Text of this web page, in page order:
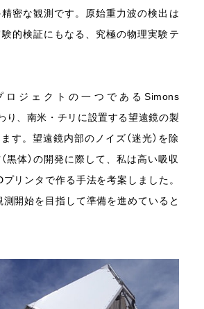
密な観測です。原始重力波の検出は
的検証にもなる、究極の物理実験テ
ロジェクトの一つであるSimons
り、南米・チリに設置する望遠鏡の製
す。望遠鏡内部のノイズ（迷光）を除
黒体）の開発に際して、私は高い吸収
リンタで作る手法を考案しました。
開始を目指して準備を進めていると